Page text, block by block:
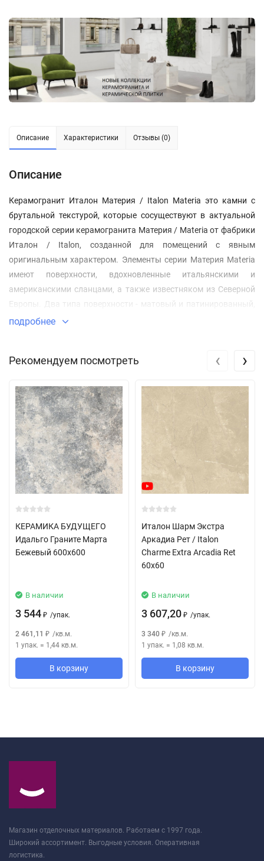
Описание Характеристики Отзывы (0)
Описание
Керамогранит Италон Материя / Italon Materia это камни с
брутальной текстурой, которые сосуществуют в актуальной
городской серии керамогранита Материя / Materia от фабрики
Италон / Italon, созданной для помещений с явным
оригинальным характером. Элементы серии Материя Materia
имеют поверхности, вдохновленные итальянскими и
американскими сланцами, а также известняком из Северной
Европы. Два типа поверхности - матовый и патинированный,
различные форматы и эклектика инновационных и
жилых, так и общественных интерьерных и экстерьерных
подробнее
Рекомендуем посмотреть
КЕРАМИКА БУДУЩЕГО
Идальго Граните Марта
Бежевый 600x600
В наличии
3 544 ₽ /упак.
2 461,11 ₽ /кв.м.
1 упак. = 1,44 кв.м.
В корзину
Италон Шарм Экстра
Аркадиа Рет / Italon
Charme Extra Arcadia Ret
60x60
В наличии
3 607,20 ₽ /упак.
3 340 ₽ /кв.м.
1 упак. = 1,08 кв.м.
В корзину
‹ ›
Магазин отделочных материалов. Работаем с 1997 года.
Широкий ассортимент. Выгодные условия. Оперативная
логистика.